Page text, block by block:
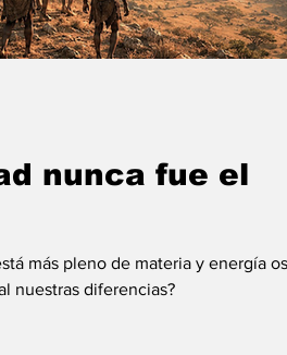
nunca fue el
más pleno de materia y energía
nuestras diferencias?